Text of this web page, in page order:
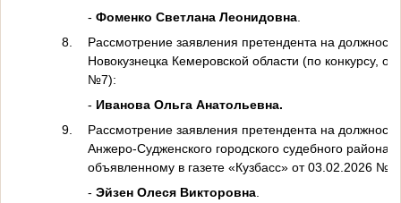
- Фоменко Светлана Леонидовна.
8.
Рассмотрение заявления претендента на
Новокузнецка Кемеровской области (по конкурсу,
№7):
- Иванова Ольга Анатольевна.
9.
Рассмотрение заявления претендента на
Анжеро-Судженского городского судебного района
объявленному в газете «Кузбасс» от 03.02.2026
- Эйзен Олеся Викторовна.